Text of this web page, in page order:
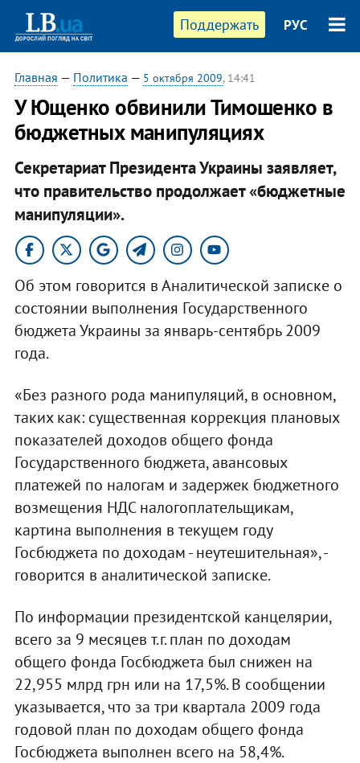
Поддержать РУС
Главная — Политика — 5 октября 2009, 14:41
У Ющенко обвинили Тимошенко в
бюджетных манипуляциях
Секретариат Президента Украины заявляет,
что правительство продолжает «бюджетные
манипуляции».
Об этом говорится в Аналитической записке о
состоянии выполнения Государственного
бюджета Украины за январь-сентябрь 2009
года.
«Без разного рода манипуляций, в основном,
таких как: существенная коррекция плановых
показателей доходов общего фонда
Государственного бюджета, авансовых
платежей по налогам и задержек бюджетного
возмещения НДС налогоплательщикам,
картина выполнения в текущем году
Госбюджета по доходам - неутешительная», -
говорится в аналитической записке.
По информации президентской канцелярии,
всего за 9 месяцев т.г. план по доходам
общего фонда Госбюджета был снижен на
22,955 млрд грн или на 17,5%. В сообщении
указывается, что за три квартала 2009 года
годовой план по доходам общего фонда
Госбюджета выполнен всего на 58,4%.